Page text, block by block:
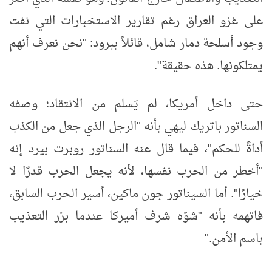
على غزو العراق رغم تقارير الاستخبارات التي نفت
وجود أسلحة دمار شامل، قائلاً ببرود: "نحن نعرف أنهم
يمتلكونها. هذه حقيقة."
حتى داخل أمريكا، لم يَسلم من الانتقاد؛ وصفه
السناتور باتريك ليهي بأنه "الرجل الذي جعل من الكذب
أداةً للحكم"، فيما قال عنه السناتور روبرت بيرد إنه
"أخطر من الحرب نفسها، لأنه يجعل الحرب قدرًا لا
خيارًا". أما السيناتور جون ماكين، أسير الحرب السابق،
فاتهمه بأنه "شوّه شرف أميركا عندما برّر التعذيب
باسم الأمن".